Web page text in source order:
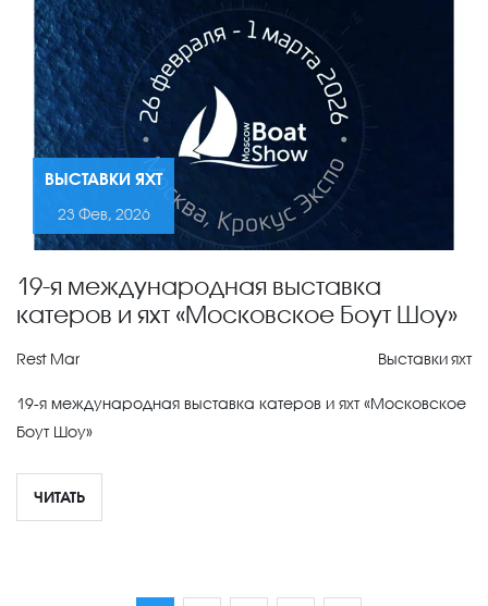
ВЫСТАВКИ ЯХТ
23 Фев, 2026
19-я международная выставка
катеров и яхт «Московское Боут Шоу»
Rest Mar Выставки яхт
19-я международная выставка катеров и яхт «Московское
Боут Шоу»
ЧИТАТЬ